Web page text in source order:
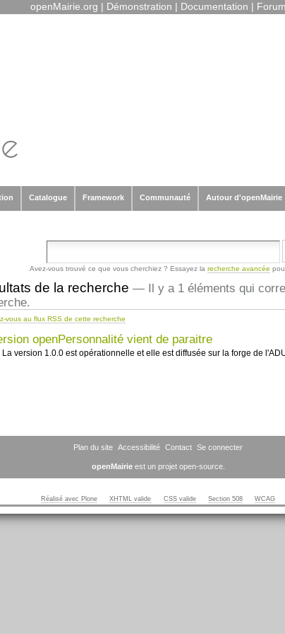
openMairie.org | Démonstration | Documentation | Forum
Catalogue Framework Communauté Autour d'openMairie
Avez-vous trouvé ce que vous cherchiez ? Essayez la recherche avancée
de la recherche — Il y a 1 éléments qui
vous au flux RSS de cette recherche
openPersonnalité vient de paraitre
La version 1.0.0 est opérationnelle et elle est diffusée sur la forge de
Plan du site Accessibilité Contact Se connecter
openMairieest un projet open-source.
Réalisé avec Plone XHTML valide CSS valide Section 508 WCAG